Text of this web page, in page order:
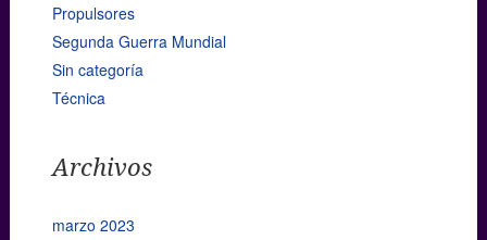
Propulsores
Segunda Guerra Mundial
Sin categoría
Técnica
Archivos
marzo 2023